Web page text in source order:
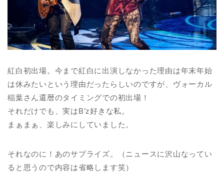
紅白初出場。今まで紅白に出演しなかった理由は年末年始
は休みたいという理由だったらしいのですが、ヴォーカル
稲葉さん還暦のタイミングでの初出場！
それだけでも、実はB’z好きな私。
まぁまぁ、楽しみにしていました。
それなのに！あのサプライズ。（ニュースに沢山なってい
ると思うので内容は省略します笑）